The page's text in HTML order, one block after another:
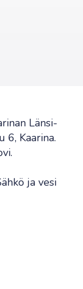
Länsi-
6, Kaarina.
ja vesi